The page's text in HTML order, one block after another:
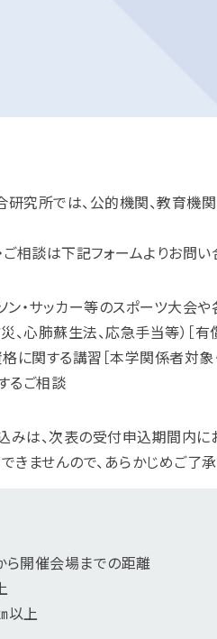
所では、公的機関、教育機関
相談は下記フォームよりお問い
サッカー等のスポーツ大会や各
心肺蘇生法、応急手当等）［有
に関する講習［本学関係者対象
るご相談
は、次表の受付申込期間内に
ませんので、あらかじめご了承
ら開催会場までの距離
以上